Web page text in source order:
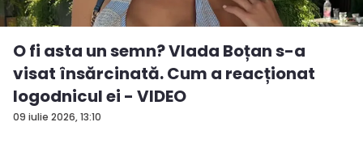
09 iulie 2026, 13:10
O fi asta un semn? Vlada Boțan s-a
visat însărcinată. Cum a reacționat
logodnicul ei - VIDEO